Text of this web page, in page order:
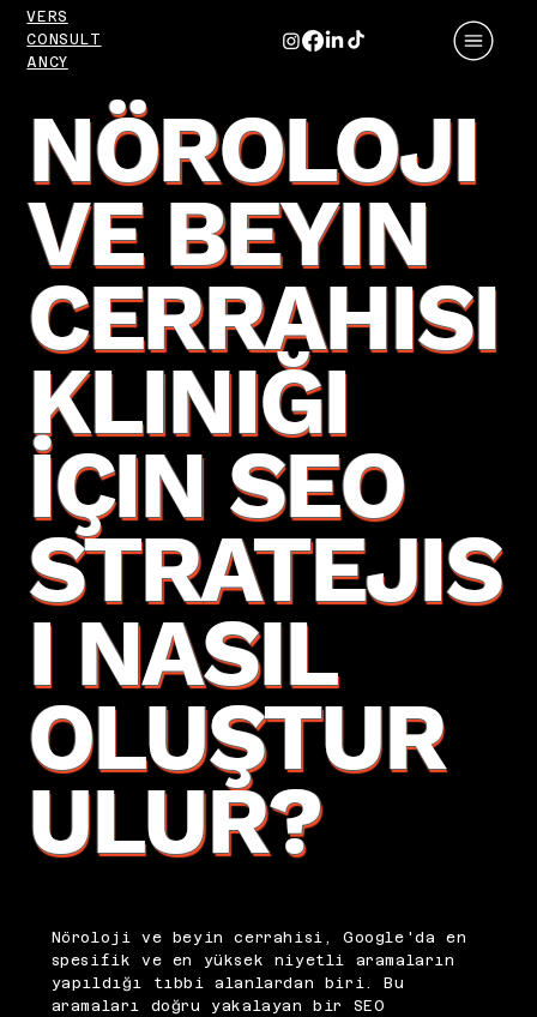
VERS
CONSULT
ANCY
NÖROLOJI
VE BEYIN
CERRAHISI
KLINIĞI
İÇIN SEO
STRATEJIS
I NASIL
OLUŞTUR
ULUR?
Nöroloji ve beyin cerrahisi, Google'da en
spesifik ve en yüksek niyetli aramaların
yapıldığı tıbbi alanlardan biri. Bu
aramaları doğru yakalayan bir SEO